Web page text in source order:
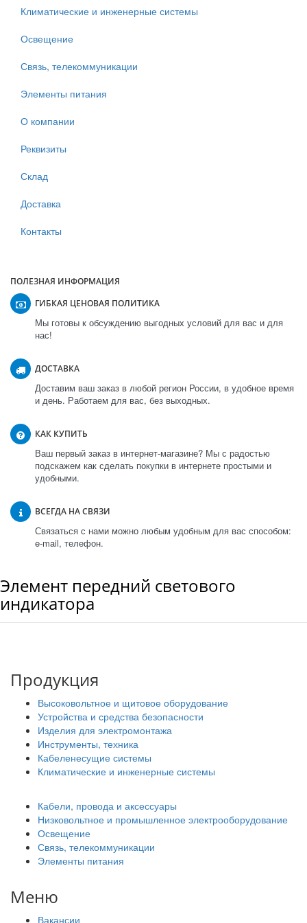
Климатические и инженерные системы
Освещение
Связь, телекоммуникации
Элементы питания
О компании
Реквизиты
Склад
Доставка
Контакты
ПОЛЕЗНАЯ ИНФОРМАЦИЯ
ГИБКАЯ ЦЕНОВАЯ ПОЛИТИКА
Мы готовы к обсуждению выгодных условий для вас и для
нас!
ДОСТАВКА
Доставим ваш заказ в любой регион России, в удобное время
и день. Работаем для вас, без выходных.
КАК КУПИТЬ
Ваш первый заказ в интернет-магазине? Мы с радостью
подскажем как сделать покупки в интернете простыми и
удобными.
ВСЕГДА НА СВЯЗИ
Связаться с нами можно любым удобным для вас способом:
e-mail, телефон.
Элемент передний светового
индикатора
Продукция
Высоковольтное и щитовое оборудование
Устройства и средства безопасности
Изделия для электромонтажа
Инструменты, техника
Кабеленесущие системы
Климатические и инженерные системы
Кабели, провода и аксессуары
Низковольтное и промышленное электрооборудование
Освещение
Связь, телекоммуникации
Элементы питания
Меню
Вакансии